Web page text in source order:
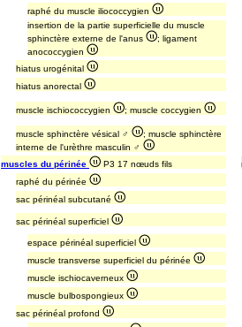
raphé du muscle iliococcygien
insertion de la partie superficielle du muscle
sphinctère externe de l'anus
; ligament
anococcygien
hiatus urogénital
hiatus anorectal
muscle ischiococcygien ; muscle coccygien
muscle sphinctère vésical ♂
; muscle sphinctère
interne de l'urèthre masculin ♂
muscles du périnée P3 17 nœuds fils
raphé du périnée
sac périnéal subcutané
sac périnéal superficiel
espace périnéal superficiel
muscle transverse superficiel du périnée
muscle ischiocaverneux
muscle bulbospongieux
sac périnéal profond